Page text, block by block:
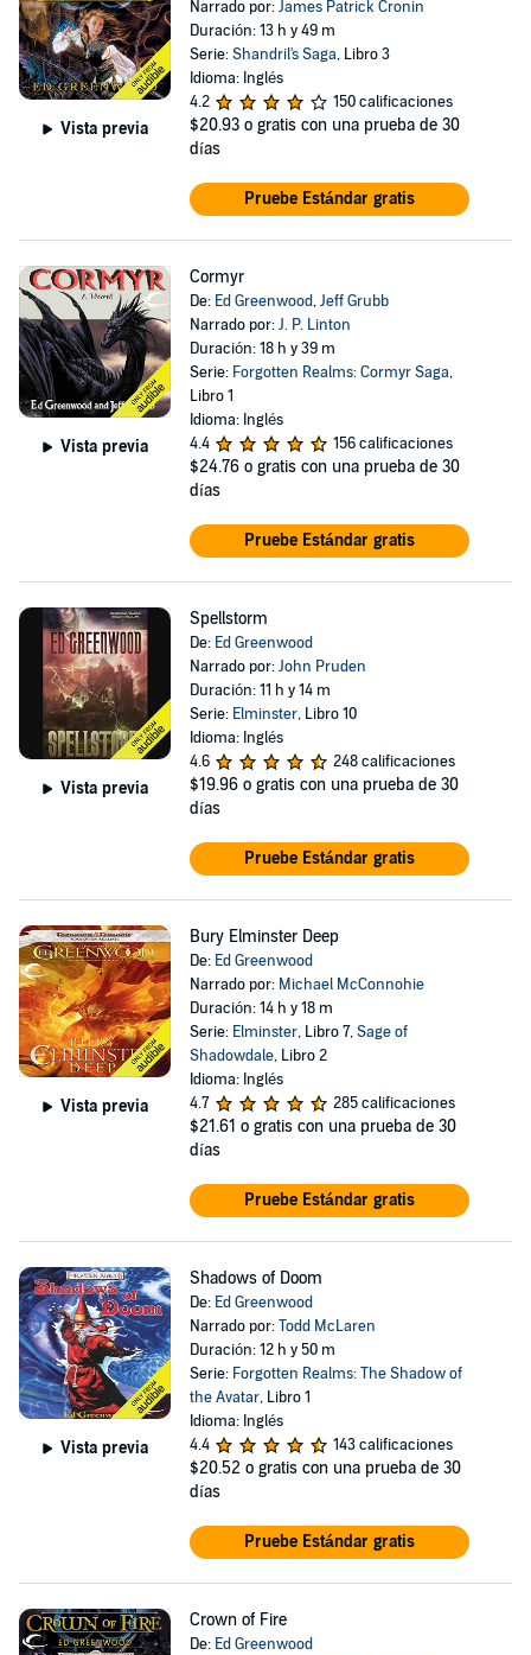
Vista previa
Narrado por:James Patrick Cronin
Duración: 13 h y 49 m
Serie:Shandril's Saga, Libro 3
Idioma: Inglés
4.2
150 calificaciones
$20.93 o gratis con una prueba de 30
días
Pruebe Estándar gratis
Vista previa
Cormyr
De: Ed Greenwood,Jeff Grubb
Narrado por:J. P. Linton
Duración: 18 h y 39 m
Serie: Forgotten Realms: Cormyr Saga,
Libro 1
Idioma: Inglés
4.4
156 calificaciones
$24.76 o gratis con una prueba de 30
días
Pruebe Estándar gratis
Vista previa
Spellstorm
De: Ed Greenwood
Narrado por:John Pruden
Duración: 11 h y 14 m
Serie: Elminster, Libro 10
Idioma: Inglés
4.6
248 calificaciones
$19.96 o gratis con una prueba de 30
días
Pruebe Estándar gratis
Vista previa
Bury Elminster Deep
De: Ed Greenwood
Narrado por: Michael McConnohie
Duración: 14 h y 18 m
Serie: Elminster, Libro 7,Sage of
Shadowdale, Libro 2
Idioma: Inglés
4.7
285 calificaciones
$21.61 o gratis con una prueba de 30
días
Pruebe Estándar gratis
Vista previa
Shadows of Doom
De: Ed Greenwood
Narrado por:Todd McLaren
Duración: 12 h y 50 m
Serie: Forgotten Realms: The Shadow of
the Avatar, Libro 1
Idioma: Inglés
4.4
143 calificaciones
$20.52 o gratis con una prueba de 30
días
Pruebe Estándar gratis
Crown of Fire
De: Ed Greenwood